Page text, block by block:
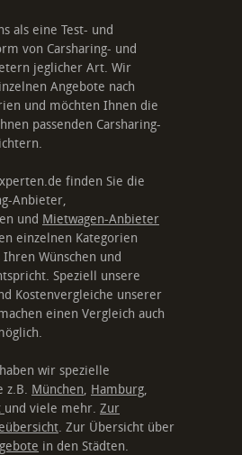
als eine Test- und
von Carsharing- und
jeglicher Art. Wir
Angebote nach
und möchten Ihnen die
passenden Carsharing-
finden Sie die
Anbieter,
und Mietwagen-Anbieter
einzelnen Kategorien
Wünschen und
Speziell unsere
Kostenvergleiche unserer
einen Vergleich auch
wir spezielle
z.B. München, Hamburg,
und viele mehr. Zur
. Zur Übersicht über
in den Städten.